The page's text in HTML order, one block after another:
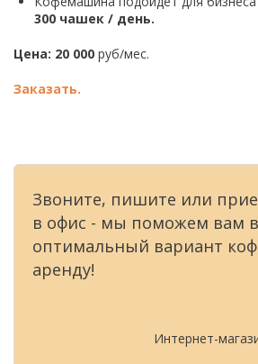
300 чашек / день.
Цена: 20 000 руб/мес.
Заказать.
Звоните, пишите или
в офис - мы поможем вам
оптимальный вариант
аренду!
Интернет-